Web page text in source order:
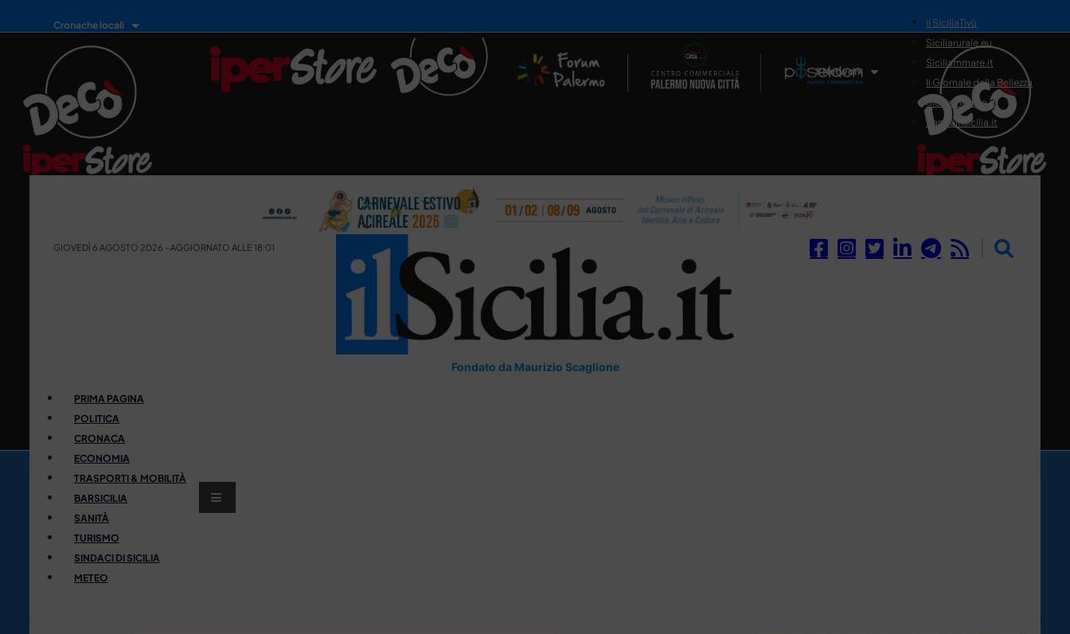
Cronache locali
Il Network
il SiciliaTivù
Siciliarurale.eu
Siciliammare.it
Il Giornale della Bellezza
Siciliamedica.it
Sanitainsicilia.it
GIOVEDÌ 6 AGOSTO 2026 - AGGIORNATO ALLE 18:01
Fondato da Maurizio Scaglione
PRIMA PAGINA
POLITICA
CRONACA
ECONOMIA
TRASPORTI & MOBILITÀ
BARSICILIA
SANITÀ
TURISMO
SINDACI DI SICILIA
METEO